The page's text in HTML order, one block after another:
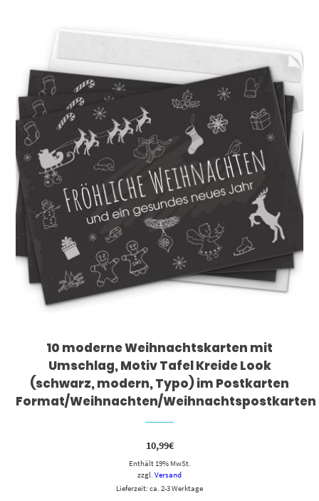
10 moderne Weihnachtskarten mit
Umschlag, Motiv Tafel Kreide Look
(schwarz, modern, Typo) im Postkarten
Format/Weihnachten/Weihnachtspostkarten
10,99€
Enthält 19% MwSt.
zzgl. Versand
Lieferzeit: ca. 2-3 Werktage